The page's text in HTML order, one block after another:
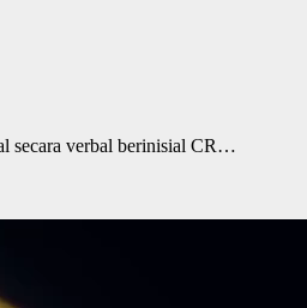
secara verbal berinisial CR…